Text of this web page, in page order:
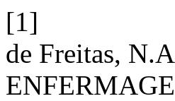
[1]
de Freitas,